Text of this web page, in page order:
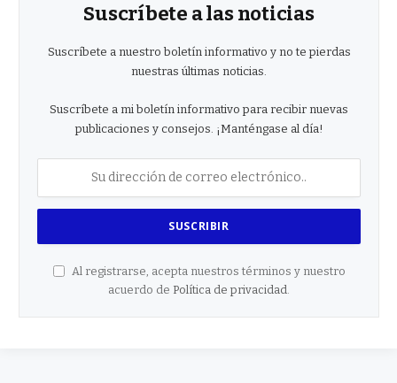
Suscríbete a las noticias
Suscríbete a nuestro boletín informativo y no te pierdas
nuestras últimas noticias.
Suscríbete a mi boletín informativo para recibir nuevas
publicaciones y consejos. ¡Manténgase al día!
Al registrarse, acepta nuestros términos y nuestro
acuerdo de Política de privacidad